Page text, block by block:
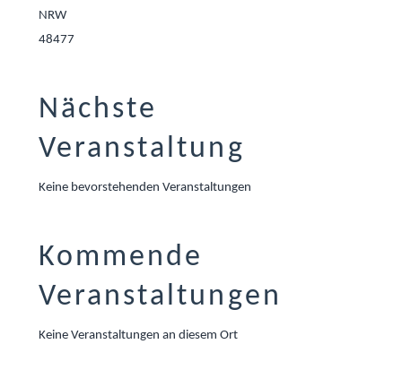
NRW
48477
Nächste
Veranstaltung
Keine bevorstehenden Veranstaltungen
Kommende
Veranstaltungen
Keine Veranstaltungen an diesem Ort